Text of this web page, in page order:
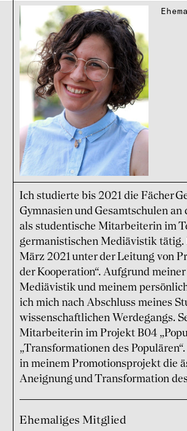
Ich studierte bis 2021 die Fächer
Gymnasien und Gesamtschulen
als studentische Mitarbeiterin im
germanistischen Mediävistik
März 2021 unter der Leitung von
der Kooperation“. Aufgrund
Mediävistik und meinem
ich mich nach Abschluss meines
wissenschaftlichen Werdegangs.
Mitarbeiterin im Projekt B04
„Transformationen des
in meinem Promotionsprojekt die
Aneignung und Transformation
Ehemaliges Mitglied